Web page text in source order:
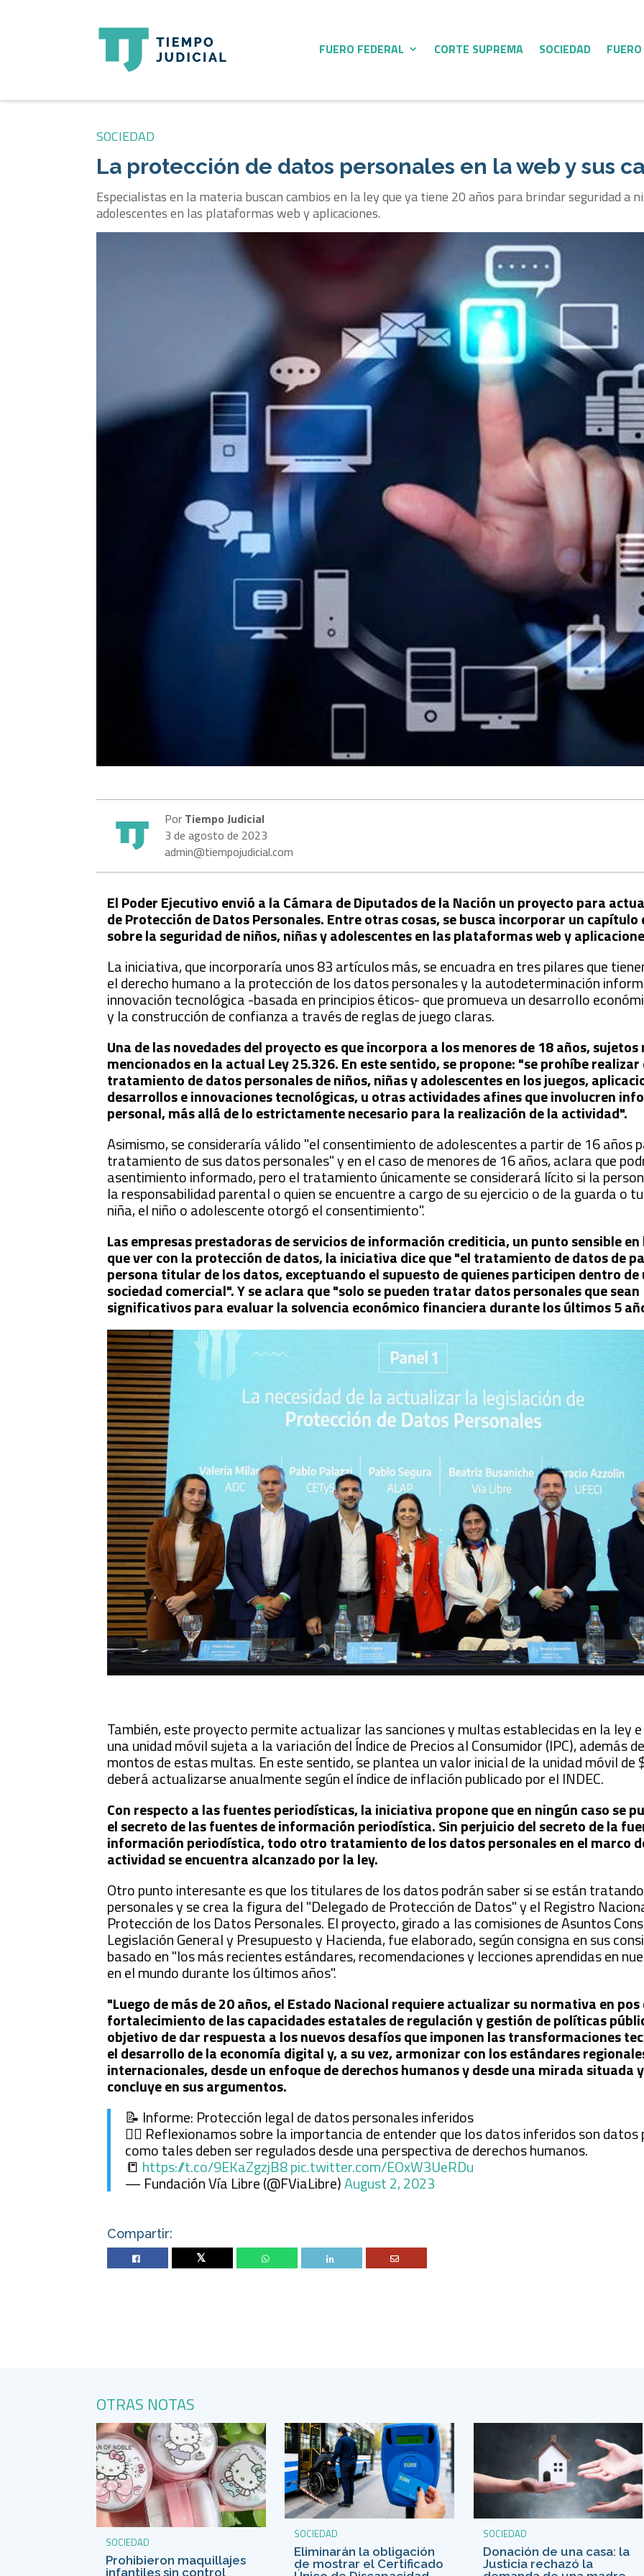
FUERO FEDERAL CORTE SUPREMA SOCIEDAD
SOCIEDAD
La protección de datos personales en la web y sus
Especialistas en la materia buscan cambios en la ley que ya tiene 20 años para brindar seguridad a
adolescentes en las plataformas web y aplicaciones.
Por Tiempo Judicial
3 de agosto de 2023
admin@tiempojudicial.com
El Poder Ejecutivo envió a la Cámara de Diputados de la Nación un proyecto para
de Protección de Datos Personales. Entre otras cosas, se busca incorporar un capítulo
sobre la seguridad de niños, niñas y adolescentes en las plataformas web y
La iniciativa, que incorporaría unos 83 artículos más, se encuadra en tres pilares que
el derecho humano a la protección de los datos personales y la autodeterminación
innovación tecnológica -basada en principios éticos- que promueva un desarrollo
y la construcción de confianza a través de reglas de juego claras.
Una de las novedades del proyecto es que incorpora a los menores de 18 años, sujetos
mencionados en la actual Ley 25.326. En este sentido, se propone: "se prohíbe realizar
tratamiento de datos personales de niños, niñas y adolescentes en los juegos,
desarrollos e innovaciones tecnológicas, u otras actividades afines que involucren
personal, más allá de lo estrictamente necesario para la realización de la actividad".
Asimismo, se consideraría válido "el consentimiento de adolescentes a partir de 16 años
tratamiento de sus datos personales" y en el caso de menores de 16 años, aclara que
asentimiento informado, pero el tratamiento únicamente se considerará lícito si la
la responsabilidad parental o quien se encuentre a cargo de su ejercicio o de la guarda o
niña, el niño o adolescente otorgó el consentimiento".
Las empresas prestadoras de servicios de información crediticia, un punto sensible
que ver con la protección de datos, la iniciativa dice que "el tratamiento de datos de
persona titular de los datos, exceptuando el supuesto de quienes participen dentro
sociedad comercial". Y se aclara que "solo se pueden tratar datos personales que sean
significativos para evaluar la solvencia económico financiera durante los últimos 5
También, este proyecto permite actualizar las sanciones y multas establecidas en la ley
una unidad móvil sujeta a la variación del Índice de Precios al Consumidor (IPC), además
montos de estas multas. En este sentido, se plantea un valor inicial de la unidad móvil de
deberá actualizarse anualmente según el índice de inflación publicado por el INDEC.
Con respecto a las fuentes periodísticas, la iniciativa propone que en ningún caso se
el secreto de las fuentes de información periodística. Sin perjuicio del secreto de la
información periodística, todo otro tratamiento de los datos personales en el marco
actividad se encuentra alcanzado por la ley.
Otro punto interesante es que los titulares de los datos podrán saber si se están
personales y se crea la figura del "Delegado de Protección de Datos" y el Registro
Protección de los Datos Personales. El proyecto, girado a las comisiones de Asuntos
Legislación General y Presupuesto y Hacienda, fue elaborado, según consigna en sus
basado en "los más recientes estándares, recomendaciones y lecciones aprendidas en
en el mundo durante los últimos años".
"Luego de más de 20 años, el Estado Nacional requiere actualizar su normativa en pos
fortalecimiento de las capacidades estatales de regulación y gestión de políticas
objetivo de dar respuesta a los nuevos desafíos que imponen las transformaciones
el desarrollo de la economía digital y, a su vez, armonizar con los estándares
internacionales, desde un enfoque de derechos humanos y desde una mirada situada
concluye en sus argumentos.
📝 Informe: Protección legal de datos personales inferidos
✍🏽 Reflexionamos sobre la importancia de entender que los datos inferidos son datos
como tales deben ser regulados desde una perspectiva de derechos humanos.
📒 https://t.co/9EKaZgzjB8pic.twitter.com/EOxW3UeRDu
— Fundación Vía Libre (@FViaLibre)August 2, 2023
Compartir:
Twitter
OTRAS NOTAS
SOCIEDAD
Prohibieron maquillajes
infantiles sin control
SOCIEDAD
Eliminarán la obligación
de mostrar el Certificado
SOCIEDAD
Donación de una casa: la
Justicia rechazó la